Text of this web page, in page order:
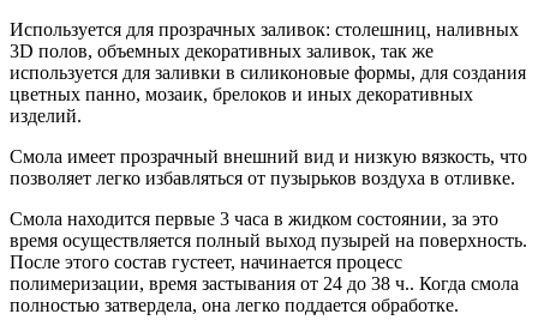
Используется для прозрачных заливок: столешниц, наливных
3D полов, объемных декоративных заливок, так же
используется для заливки в силиконовые формы, для создания
цветных панно, мозаик, брелоков и иных декоративных
изделий.
Смола имеет прозрачный внешний вид и низкую вязкость, что
позволяет легко избавляться от пузырьков воздуха в отливке.
Смола находится первые 3 часа в жидком состоянии, за это
время осуществляется полный выход пузырей на поверхность.
После этого состав густеет, начинается процесс
полимеризации, время застывания от 24 до 38 ч.. Когда смола
полностью затвердела, она легко поддается обработке.